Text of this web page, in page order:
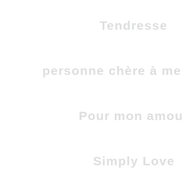
Tendresse
personne chère à
Pour mon
Simply Love